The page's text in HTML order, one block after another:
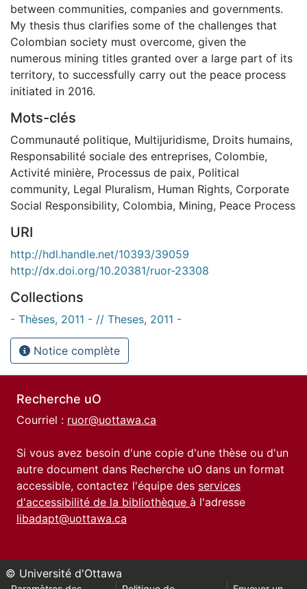
between communities, companies and governments.
My thesis thus clarifies some of the challenges that
Colombian society must overcome, given the
numerous mining titles granted over a large part of its
territory, to successfully carry out the peace process
initiated in 2016.
Mots-clés
Communauté politique, Multijuridisme, Droits humains,
Responsabilité sociale des entreprises, Colombie,
Activité minière, Processus de paix, Political
community, Legal Pluralism, Human Rights, Corporate
Social Responsibility, Colombia, Mining, Peace Process
URI
http://hdl.handle.net/10393/39059
http://dx.doi.org/10.20381/ruor-23308
Collections
- Thèses, 2011 - // Theses, 2011 -
Notice complète
Recherche uO
Courriel : ruor@uottawa.ca
Si vous avez besoin d'une copie d'une thèse ou d'un
autre document dans Recherche uO dans un format
accessible, contactez l'équipe des services
d'accessibilité de la bibliothèque à l'adresse
libadapt@uottawa.ca
© Université d'Ottawa